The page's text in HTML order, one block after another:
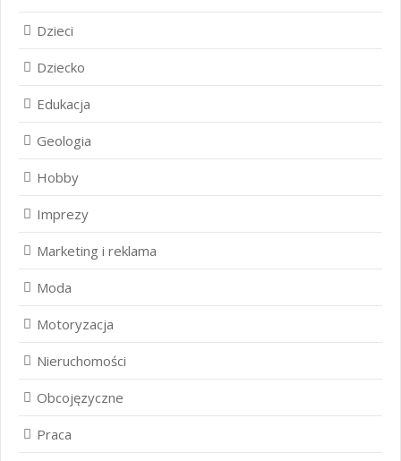
Dzieci
Dziecko
Edukacja
Geologia
Hobby
Imprezy
Marketing i reklama
Moda
Motoryzacja
Nieruchomości
Obcojęzyczne
Praca